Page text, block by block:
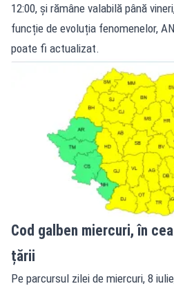
12:00, și rămâne valabilă până
funcție de evoluția fenomenelor,
poate fi actualizat.
Cod galben miercuri, în
țării
Pe parcursul zilei de miercuri, 8